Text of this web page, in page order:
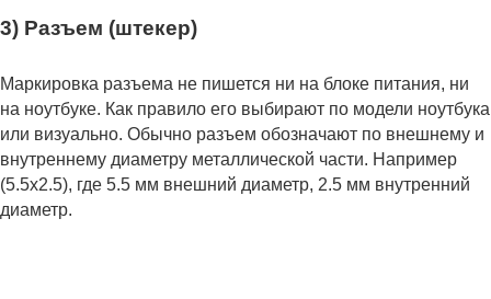
3) Разъем (штекер)
Маркировка разъема не пишется ни на блоке питания, ни
на ноутбуке. Как правило его выбирают по модели ноутбука
или визуально. Обычно разъем обозначают по внешнему и
внутреннему диаметру металлической части. Например
(5.5x2.5), где 5.5 мм внешний диаметр, 2.5 мм внутренний
диаметр.